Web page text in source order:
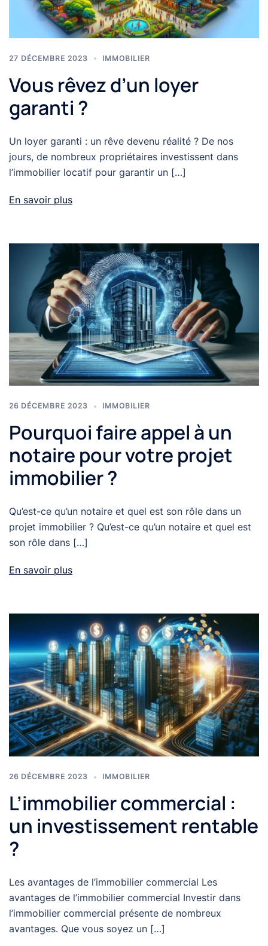
27 DÉCEMBRE 2023 IMMOBILIER
Vous rêvez d’un loyer
garanti ?
Un loyer garanti : un rêve devenu réalité ? De nos
jours, de nombreux propriétaires investissent dans
l’immobilier locatif pour garantir un […]
En savoir plus
26 DÉCEMBRE 2023 IMMOBILIER
Pourquoi faire appel à un
notaire pour votre projet
immobilier ?
Qu’est-ce qu’un notaire et quel est son rôle dans un
projet immobilier ? Qu’est-ce qu’un notaire et quel est
son rôle dans […]
En savoir plus
26 DÉCEMBRE 2023 IMMOBILIER
L’immobilier commercial :
un investissement rentable
?
Les avantages de l’immobilier commercial Les
avantages de l’immobilier commercial Investir dans
l’immobilier commercial présente de nombreux
avantages. Que vous soyez un […]